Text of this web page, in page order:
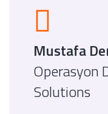
Mustafa
Operasyon
Solutions